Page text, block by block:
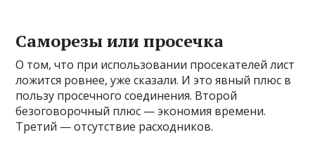
Саморезы или просечка
О том, что при использовании просекателей лист
ложится ровнее, уже сказали. И это явный плюс в
пользу просечного соединения. Второй
безоговорочный плюс — экономия времени.
Третий — отсутствие расходников.